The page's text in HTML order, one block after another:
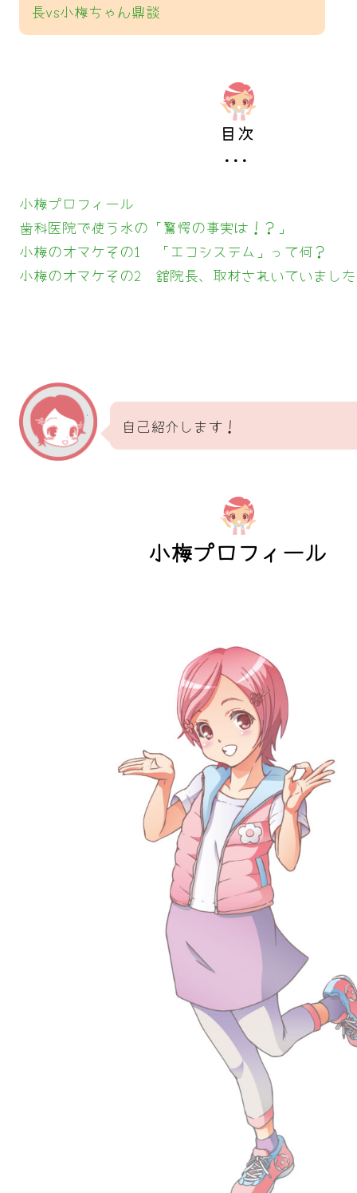
長vs小梅ちゃん鼎談
目次
小梅プロフィール
歯科医院で使う水の「驚愕の事実は！？」
小梅のオマケその1 「エコシステム」って何？
小梅のオマケその2 舘院長、取材されいていまし
自己紹介します！
小梅プロフィール